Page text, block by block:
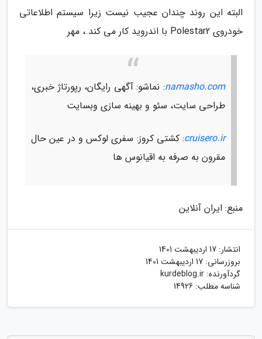
البته این روند چندان عجیب نیست زیرا سیستم اطلاعاتی
خودروی Polestar2 با اندروید کار می کند.، مهر
namasho.com: نماشو: آگهی رایگان، رپورتاژ خبری،
طراحی سایت، سئو و بهینه سازی وبسایت
cruisero.ir: کشتی کروز: سفری لوکس و در عین حال
مقرون به صرفه به اقیانوس ها
منبع: ایران آنلاین
انتشار: 17 اردیبهشت 1401
بروزرسانی: 17 اردیبهشت 1401
گردآورنده: kurdeblog.ir
شناسه مطلب: 14926